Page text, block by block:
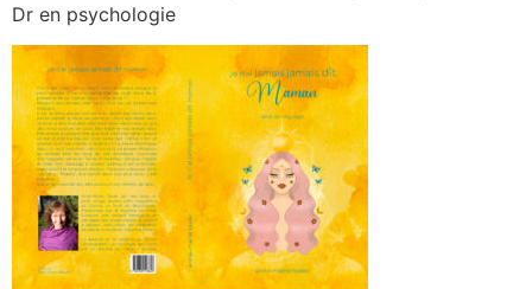
Dr en psychologie